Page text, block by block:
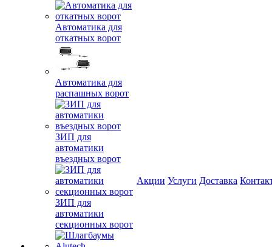
Автоматика для
откатных ворот
Автоматика для
распашных ворот
ЗИП для
автоматики
въездных ворот
ЗИП для
автоматики
секционных ворот
Акции Услуги Доставка